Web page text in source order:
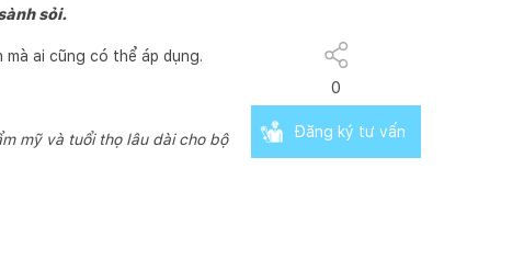
sỏi.
ai cũng có thể áp dụng.
mỹ và tuổi thọ lâu dài cho bộ
0
Đăng ký tư vấn